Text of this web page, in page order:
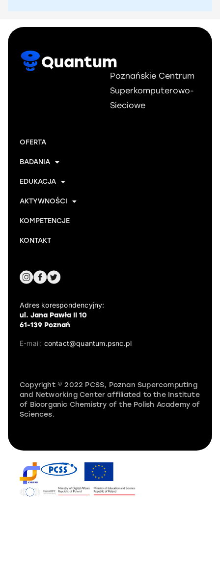
Quantum
Poznańskie Centrum
Superkomputerowo-
Sieciowe
OFERTA
BADANIA
EDUKACJA
AKTYWNOŚCI
KOMPETENCJE
KONTAKT
Adres korespondencyjny:
ul. Jana Pawła II 10
61-139 Poznań
E-mail: contact@quantum.psnc.pl
Copyright © 2022 PCSS, Poznan Supercomputing
and Networking Center affiliated to the Institute
of Bioorganic Chemistry of the Polish Academy of
Sciences.